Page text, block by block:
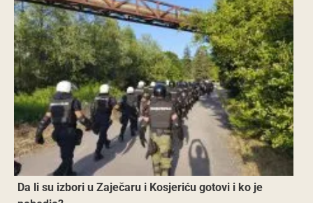
Da li su izbori u Zaječaru i Kosjeriću gotovi i ko je